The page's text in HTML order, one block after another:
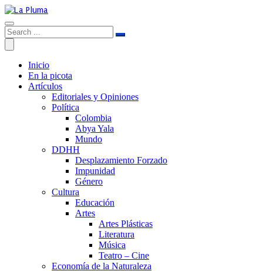
Inicio
En la picota
Artículos
Editoriales y Opiniones
Política
Colombia
Abya Yala
Mundo
DDHH
Desplazamiento Forzado
Impunidad
Género
Cultura
Educación
Artes
Artes Plásticas
Literatura
Música
Teatro – Cine
Economía de la Naturaleza